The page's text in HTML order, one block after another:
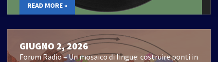
READ MORE »
GIUGNO 2, 2026
Forum Radio – Un mosaico di lingue: costruire ponti in